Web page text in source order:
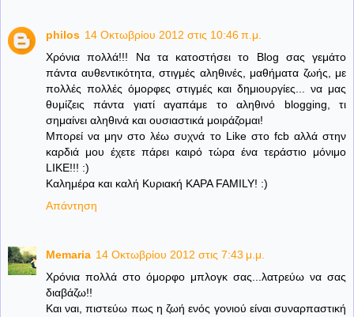
philos 14 Οκτωβρίου 2012 στις 10:46 π.μ.
Χρόνια πολλά!!! Να τα κατοστήσει το Blog σας γεμάτο
πάντα αυθεντικότητα, στιγμές αληθινές, μαθήματα ζωής, με
πολλές πολλές όμορφες στιγμές και δημιουργίες... να μας
θυμίζεις πάντα γιατί αγαπάμε το αληθινό blogging, τι
σημαίνει αληθινά και ουσιαστικά μοιράζομαι!
Μπορεί να μην στο λέω συχνά το Like στο fcb αλλά στην
καρδιά μου έχετε πάρει καιρό τώρα ένα τεράστιο μόνιμο
LIKE!!! :)
Καλημέρα και καλή Κυριακή KAPA FAMILY! :)
Απάντηση
Memaria 14 Οκτωβρίου 2012 στις 7:43 μ.μ.
Χρόνια πολλά στο όμορφο μπλογκ σας...λατρεύω να σας
διαβάζω!!
Και ναι, πιστεύω πως η ζωή ενός γονιού είναι συναρπαστική